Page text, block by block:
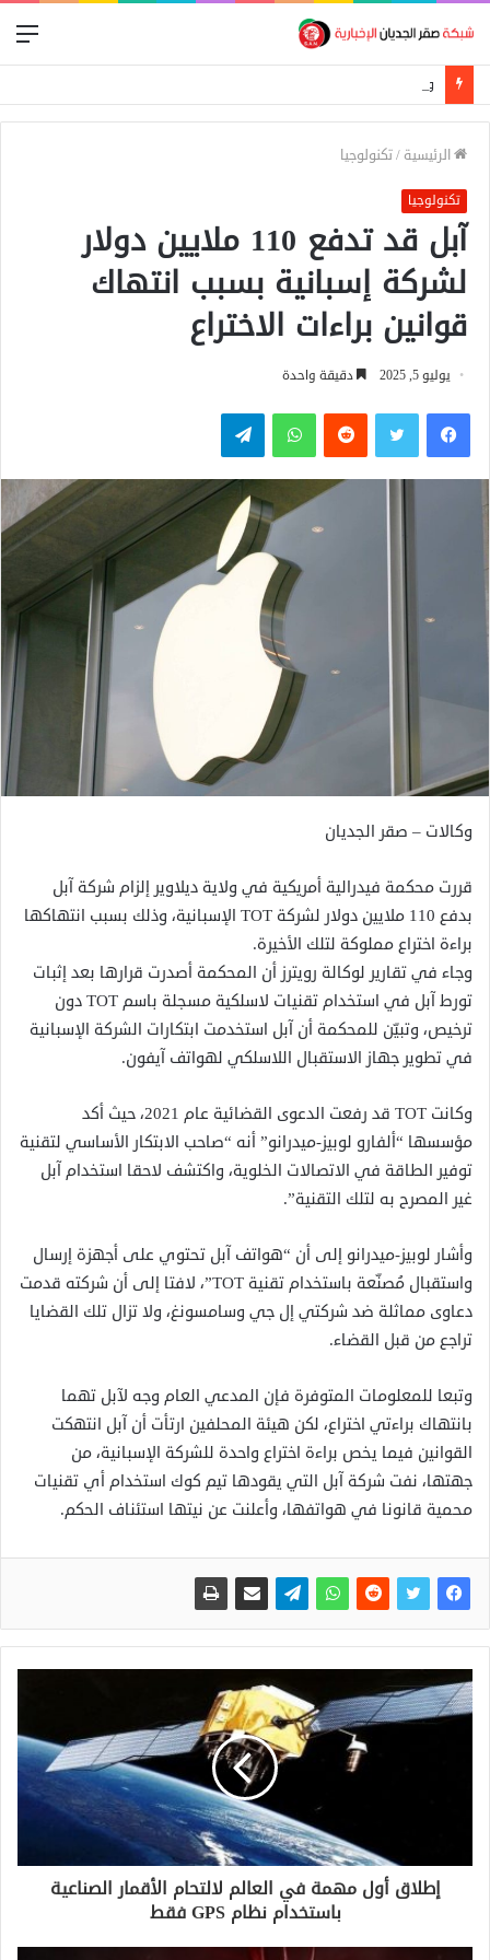
وفاة والد ليونيل ميسي عن عمر 68 عاماً
الرئيسية /تكنولوجيا
تكنولوجيا
آبل قد تدفع 110 ملايين دولار
لشركة إسبانية بسبب انتهاك
قوانين براءات الاختراع
يوليو 5, 2025 دقيقة واحدة
فيسبوكتويتر واتساب تيلقرام
وكالات – صقر الجديان
قررت محكمة فيدرالية أمريكية في ولاية ديلاوير إلزام شركة آبل
بدفع 110 ملايين دولار لشركة TOT الإسبانية، وذلك بسبب انتهاكها
براءة اختراع مملوكة لتلك الأخيرة.
وجاء في تقارير لوكالة رويترز أن المحكمة أصدرت قرارها بعد إثبات
تورط آبل في استخدام تقنيات لاسلكية مسجلة باسم TOT دون
ترخيص، وتبيّن للمحكمة أن آبل استخدمت ابتكارات الشركة الإسبانية
في تطوير جهاز الاستقبال اللاسلكي لهواتف آيفون.
وكانت TOT قد رفعت الدعوى القضائية عام 2021، حيث أكد
مؤسسها “ألفارو لوبيز-ميدرانو” أنه “صاحب الابتكار الأساسي لتقنية
توفير الطاقة في الاتصالات الخلوية، واكتشف لاحقا استخدام آبل
غير المصرح به لتلك التقنية”.
وأشار لوبيز-ميدرانو إلى أن “هواتف آبل تحتوي على أجهزة إرسال
واستقبال مُصنّعة باستخدام تقنية TOT”، لافتا إلى أن شركته قدمت
دعاوى مماثلة ضد شركتي إل جي وسامسونغ، ولا تزال تلك القضايا
تراجع من قبل القضاء.
وتبعا للمعلومات المتوفرة فإن المدعي العام وجه لآبل تهما
بانتهاك براءتي اختراع، لكن هيئة المحلفين ارتأت أن آبل انتهكت
القوانين فيما يخص براءة اختراع واحدة للشركة الإسبانية، من
جهتها، نفت شركة آبل التي يقودها تيم كوك استخدام أي تقنيات
محمية قانونا في هواتفها، وأعلنت عن نيتها استئناف الحكم.
إطلاق أول مهمة في العالم لالتحام الأقمار الصناعية
باستخدام نظام GPS فقط